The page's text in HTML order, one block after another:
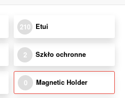
210 Etui
2 Szkło ochronne
0 Magnetic Holder